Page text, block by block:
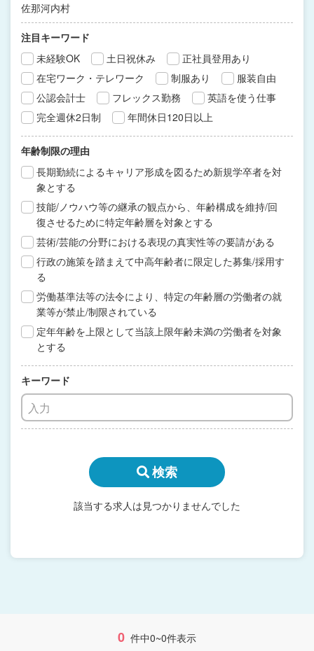
佐那河内村
注目キーワード
未経験OK
土日祝休み
正社員登用あり
在宅ワーク・テレワーク
制服あり
服装自由
公認会計士
フレックス勤務
英語を使う仕事
完全週休2日制
年間休日120日以上
年齢制限の理由
長期勤続によるキャリア形成を図るため新規学卒者を対
象とする
技能/ノウハウ等の継承の観点から、年齢構成を維持/回
復させるために特定年齢層を対象とする
芸術/芸能の分野における表現の真実性等の要請がある
行政の施策を踏まえて中高年齢者に限定した募集/採用す
る
労働基準法等の法令により、特定の年齢層の労働者の就
業等が禁止/制限されている
定年年齢を上限として当該上限年齢未満の労働者を対象
とする
キーワード
検索
該当する求人は見つかりませんでした
0 件中0~0件表示